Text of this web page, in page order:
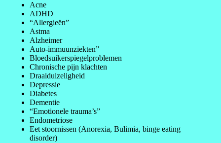
Acne
ADHD
“Allergieën”
Astma
Alzheimer
Auto-immuunziekten”
Bloedsuikerspiegelproblemen
Chronische pijn klachten
Draaiduizeligheid
Depressie
Diabetes
Dementie
“Emotionele trauma’s”
Endometriose
Eet stoornissen (Anorexia, Bulimia, binge eating
disorder)